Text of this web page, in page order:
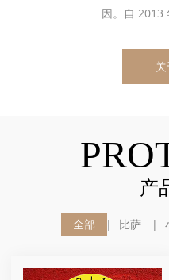
因。自 2013
产
全部 比萨